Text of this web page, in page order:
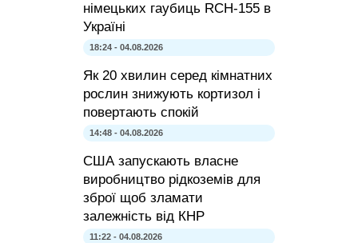
німецьких гаубиць RCH-155 в
Україні
18:24 - 04.08.2026
Як 20 хвилин серед кімнатних
рослин знижують кортизол і
повертають спокій
14:48 - 04.08.2026
США запускають власне
виробництво рідкоземів для
зброї щоб зламати
залежність від КНР
11:22 - 04.08.2026